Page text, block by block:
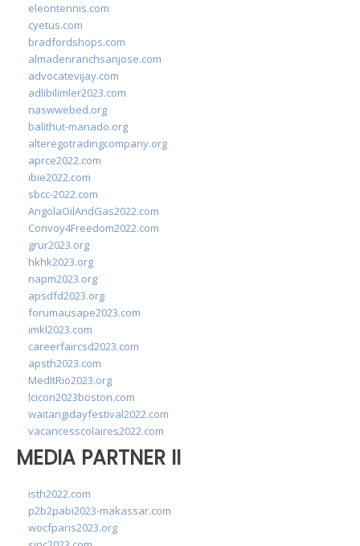
eleontennis.com
cyetus.com
bradfordshops.com
almadenranchsanjose.com
advocatevijay.com
adlibilimler2023.com
naswwebed.org
balithut-manado.org
alteregotradingcompany.org
aprce2022.com
ibie2022.com
sbcc-2022.com
AngolaOilAndGas2022.com
Convoy4Freedom2022.com
grur2023.org
hkhk2023.org
napm2023.org
apsdfd2023.org
forumausape2023.com
imkl2023.com
careerfaircsd2023.com
apsth2023.com
MedItRio2023.org
lcicon2023boston.com
waitangidayfestival2022.com
vacancesscolaires2022.com
MEDIA PARTNER II
isth2022.com
p2b2pabi2023-makassar.com
wocfparis2023.org